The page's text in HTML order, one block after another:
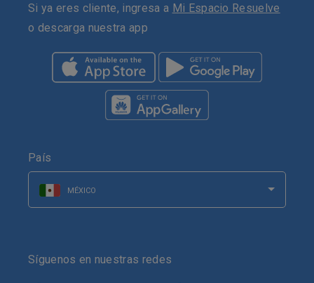
Si ya eres cliente, ingresa a Mi Espacio Resuelve
o descarga nuestra app
País
MÉXICO
Síguenos en nuestras redes